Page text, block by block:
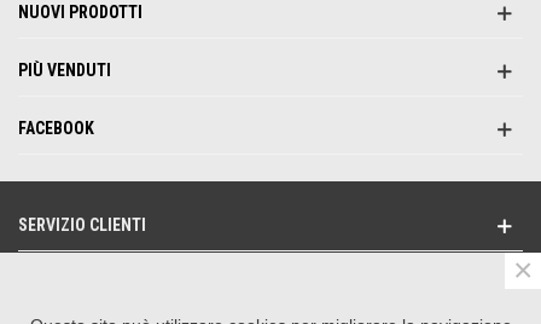
NUOVI PRODOTTI
PIÙ VENDUTI
FACEBOOK
SERVIZIO CLIENTI
×